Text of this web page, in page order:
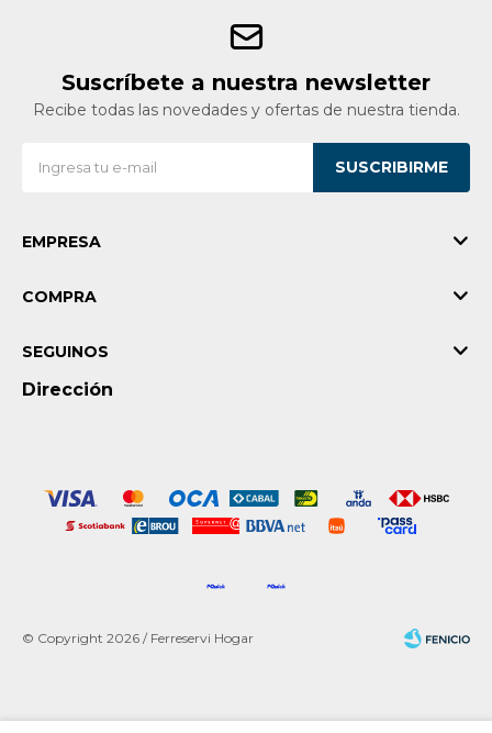
Suscríbete a nuestra newsletter
Recibe todas las novedades y ofertas de nuestra tienda.
SUSCRIBIRME
EMPRESA
COMPRA
Dirección
SEGUINOS
© Copyright 2026 / Ferreservi Hogar